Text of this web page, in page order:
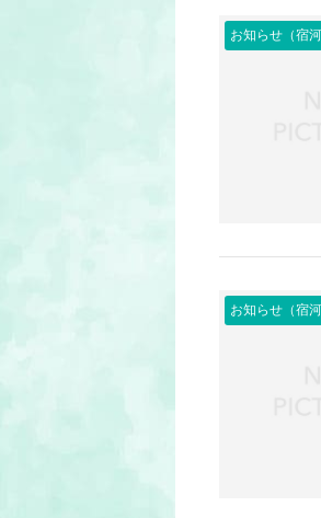
お知らせ（宿河
お知らせ（宿河